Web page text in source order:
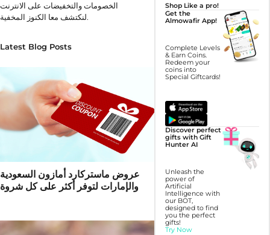
الخصومات والتخفيضات على الانترنت
لنكتشف معا الكنوز المخفية.
Latest Blog Posts
عروض ماستركارد أمازون السعودية
والإمارات لتوفر أكثر على كل شروة
Shop Like a pro!
Get the
Almowafir App!
Complete Levels
& Earn Coins.
Redeem your
coins into
Special Giftcards!
Discover perfect
gifts with Gift
Hunter AI
Unleash the
power of
Artificial
Intelligence with
our BOT,
designed to find
you the perfect
gifts!
Try Now